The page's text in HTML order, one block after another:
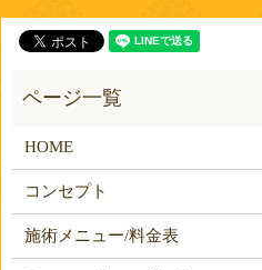
HOME
コンセプト
施術メニュー/料金表